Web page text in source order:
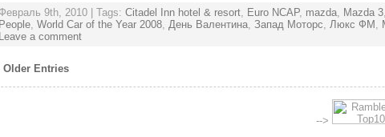
Февраль 9th, 2010 | Tags: Citadel Inn hotel & resort, Euro NCAP, mazda, Mazda 3,
People, World Car of the Year 2008, День Валентина, Запад Моторс, Люкс ФМ ,
Leave a comment
Older Entries
-->